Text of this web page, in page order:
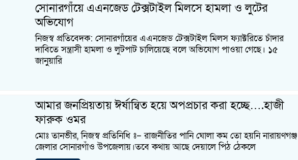
সোনারগাঁ‌য়ে এএন‌জেড টেক্সটাইল মিল‌সে হামলা ও লু‌টের
অ‌ভি‌যোগ
নিজস্ব প্রতি‌বেদক: সোনারগাঁ‌য়ের এএন‌জেড টেক্সটাইল মিল‌স ফ‌্যাক্ট‌রি‌তে চাঁদার
দা‌বি‌তে সন্ত্রাসী হামলা ও লুটপাট চা‌লি‌য়ে‌ছে ব‌লে অ‌ভি‌যোগ পাওয়া গে‌ছে। ১৫
জানুয়া‌রি
আমার জনপ্রিয়তায় ঈর্ষান্বিত হয়ে অপপ্রচার করা হচ্ছে….হাজী
ফারুক ওমর
মোঃ তানভীর, নিজস্ব প্রতিনিধি ঃ– রাজনীতির পানি ঘোলা কম তো হয়নি নারায়ণগঞ্জ
জেলার সোনারগাঁও উপজেলায়।তবে কথায় আছে দেয়ালে পিঠ ঠেকলে